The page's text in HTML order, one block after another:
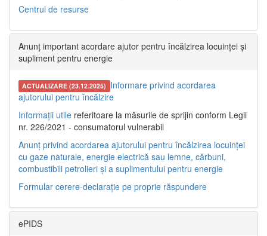
Centrul de resurse
Anunț important acordare ajutor pentru încălzirea locuinței și
supliment pentru energie
ACTUALIZARE (23.12.2025) Informare privind acordarea
ajutorului pentru încălzire
Informații utile referitoare la măsurile de sprijin conform Legii
nr. 226/2021 - consumatorul vulnerabil
Anunț privind acordarea ajutorului pentru încălzirea locuinței
cu gaze naturale, energie electrică sau lemne, cărbuni,
combustibili petrolieri și a suplimentului pentru energie
Formular cerere-declarație pe proprie răspundere
ePIDS